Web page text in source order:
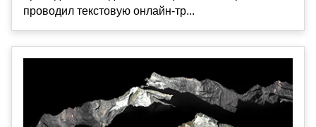
проводил текстовую онлайн-тр...